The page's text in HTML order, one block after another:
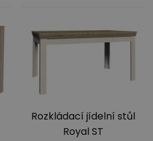
Rozkládací jídelní stůl
Royal ST